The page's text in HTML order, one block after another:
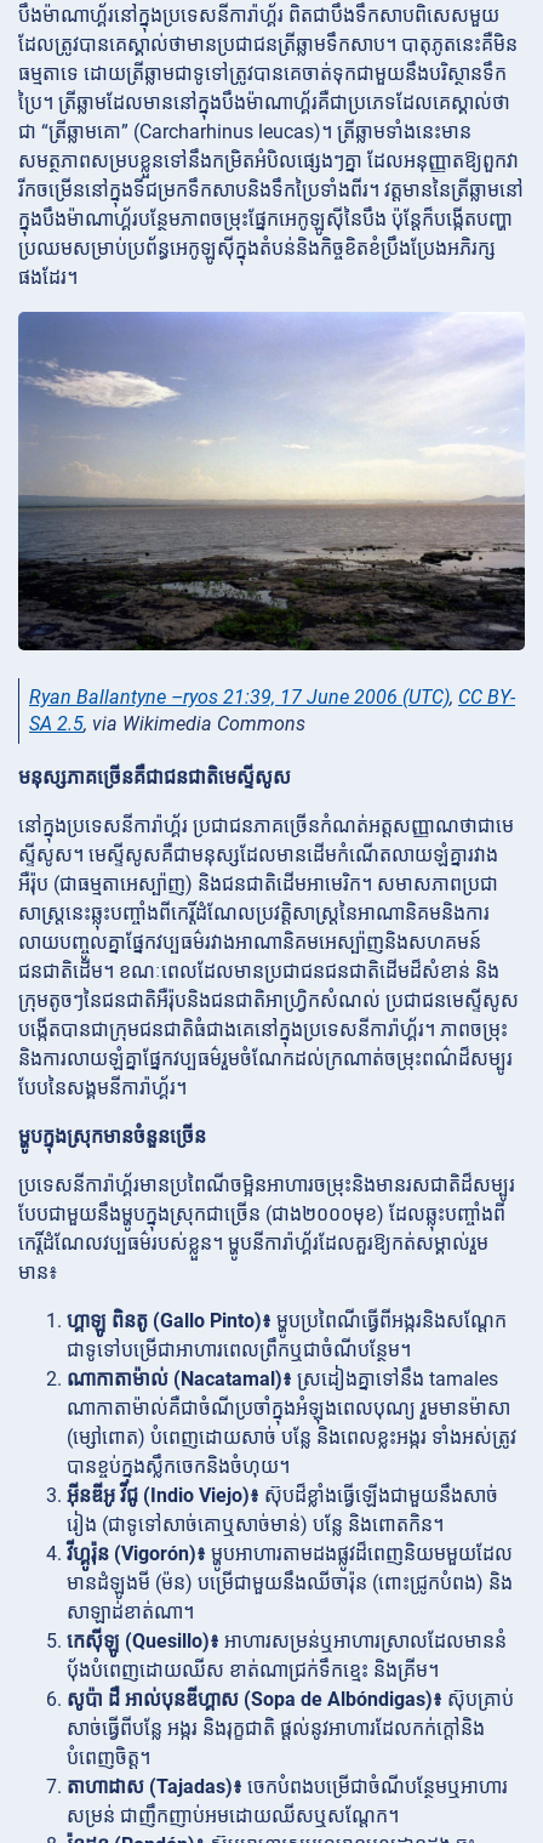
បឹងម៉ាណាហ្គ័រនៅក្នុងប្រទេសនីការ៉ាហ្គ័រ ពិតជាបឹងទឹកសាបពិសេសមួយ
ដែលត្រូវបានគេស្គាល់ថាមានប្រជាជនត្រីឆ្លាមទឹកសាប។ បាតុភូតនេះគឺមិន
ធម្មតាទេ ដោយត្រីឆ្លាមជាទូទៅត្រូវបានគេចាត់ទុកជាមួយនឹងបរិស្ថានទឹក
ប្រៃ។ ត្រីឆ្លាមដែលមាននៅក្នុងបឹងម៉ាណាហ្គ័រគឺជាប្រភេទដែលគេស្គាល់ថា
ជា “ត្រីឆ្លាមគោ” (Carcharhinus leucas)។ ត្រីឆ្លាមទាំងនេះមាន
សមត្ថភាពសម្របខ្លួនទៅនឹងកម្រិតអំបិលផ្សេងៗគ្នា ដែលអនុញ្ញាតឱ្យពួកវា
រីកចម្រើននៅក្នុងទីជម្រកទឹកសាបនិងទឹកប្រៃទាំងពីរ។ វត្តមាននៃត្រីឆ្លាមនៅ
ក្នុងបឹងម៉ាណាហ្គ័របន្ថែមភាពចម្រុះផ្នែកអេកូឡូស៊ីនៃបឹង ប៉ុន្តែក៏បង្កើតបញ្ហា
ប្រឈមសម្រាប់ប្រព័ន្ធអេកូឡូស៊ីក្នុងតំបន់និងកិច្ចខិតខំប្រឹងប្រែងអភិរក្ស
ផងដែរ។
Ryan Ballantyne –ryos 21:39, 17 June 2006 (UTC), CC BY-
SA 2.5, via Wikimedia Commons
មនុស្សភាគច្រើនគឺជាជនជាតិមេស្ទីសូស
នៅក្នុងប្រទេសនីការ៉ាហ្គ័រ ប្រជាជនភាគច្រើនកំណត់អត្តសញ្ញាណថាជាមេ
ស្ទីសូស។ មេស្ទីសូសគឺជាមនុស្សដែលមានដើមកំណើតលាយឡំគ្នារវាង
អឺរ៉ុប (ជាធម្មតាអេស្ប៉ាញ) និងជនជាតិដើមអាមេរិក។ សមាសភាពប្រជា
សាស្ត្រនេះឆ្លុះបញ្ចាំងពីកេរ្តិ៍ដំណែលប្រវត្តិសាស្ត្រនៃអាណានិគមនិងការ
លាយបញ្ចូលគ្នាផ្នែកវប្បធម៌រវាងអាណានិគមអេស្ប៉ាញនិងសហគមន៍
ជនជាតិដើម។ ខណៈពេលដែលមានប្រជាជនជនជាតិដើមដ៏សំខាន់ និង
ក្រុមតូចៗនៃជនជាតិអឺរ៉ុបនិងជនជាតិអាហ្វ្រិកសំណល់ ប្រជាជនមេស្ទីសូស
បង្កើតបានជាក្រុមជនជាតិធំជាងគេនៅក្នុងប្រទេសនីការ៉ាហ្គ័រ។ ភាពចម្រុះ
និងការលាយឡំគ្នាផ្នែកវប្បធម៌រួមចំណែកដល់ក្រណាត់ចម្រុះពណ៌ដ៏សម្បូរ
បែបនៃសង្គមនីការ៉ាហ្គ័រ។
ម្ហូបក្នុងស្រុកមានចំនួនច្រើន
ប្រទេសនីការ៉ាហ្គ័រមានប្រពៃណីចម្អិនអាហារចម្រុះនិងមានរសជាតិដ៏សម្បូរ
បែបជាមួយនឹងម្ហូបក្នុងស្រុកជាច្រើន (ជាង២០០០មុខ) ដែលឆ្លុះបញ្ចាំងពី
កេរ្តិ៍ដំណែលវប្បធម៌របស់ខ្លួន។ ម្ហូបនីការ៉ាហ្គ័រដែលគួរឱ្យកត់សម្គាល់រួម
មាន៖
ហ្គាឡូ ពិនតូ (Gallo Pinto)៖ ម្ហូបប្រពៃណីធ្វើពីអង្ករនិងសណ្តែក
ជាទូទៅបម្រើជាអាហារពេលព្រឹកឬជាចំណីបន្ថែម។
ណាកាតាម៉ាល់ (Nacatamal)៖ ស្រដៀងគ្នាទៅនឹង tamales
ណាកាតាម៉ាល់គឺជាចំណីប្រចាំក្នុងអំឡុងពេលបុណ្យ រួមមានម៉ាសា
(ម្សៅពោត) បំពេញដោយសាច់ បន្លែ និងពេលខ្លះអង្ករ ទាំងអស់ត្រូវ
បានខ្ចប់ក្នុងស្លឹកចេកនិងចំហុយ។
អ៊ីនឌីអូ វីជូ (Indio Viejo)៖ ស៊ុបដ៏ខ្លាំងធ្វើឡើងជាមួយនឹងសាច់
រៀង (ជាទូទៅសាច់គោឬសាច់មាន់) បន្លែ និងពោតកិន។
វីហ្គូរ៉ុន (Vigorón)៖ ម្ហូបអាហារតាមដងផ្លូវដ៏ពេញនិយមមួយដែល
មានដំឡូងមី (ម៉ន) បម្រើជាមួយនឹងឈីចារ៉ុន (ពោះជ្រូកបំពង) និង
សាឡាដ់ខាត់ណា។
កេស៊ីឡូ (Quesillo)៖ អាហារសម្រន់ឬអាហារស្រាលដែលមាននំ
បុ័ងបំពេញដោយឈីស ខាត់ណាជ្រក់ទឹកខ្មេះ និងគ្រីម។
សូប៉ា ដឺ អាល់បុនឌីហ្គាស (Sopa de Albóndigas)៖ ស៊ុបគ្រាប់
សាច់ធ្វើពីបន្លែ អង្ករ និងរុក្ខជាតិ ផ្តល់នូវអាហារដែលកក់ក្តៅនិង
បំពេញចិត្ត។
តាហាដាស (Tajadas)៖ ចេកបំពងបម្រើជាចំណីបន្ថែមឬអាហារ
សម្រន់ ជាញឹកញាប់អមដោយឈីសឬសណ្តែក។